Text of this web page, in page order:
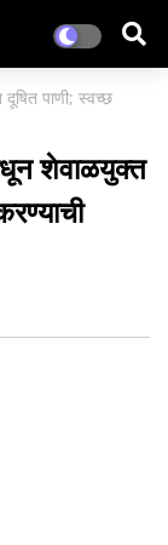
पाणी; स्वच्छ
शेवाळयुक्त